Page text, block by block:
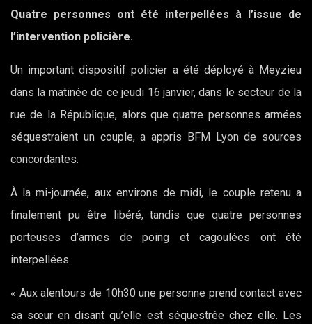
Quatre personnes ont été interpellées à l’issue de
l’intervention policière.
Un important dispositif policier a été déployé à Meyzieu
dans la matinée de ce jeudi 16 janvier, dans le secteur de la
rue de la République, alors que quatre personnes armées
séquestraient un couple, a appris BFM Lyon de sources
concordantes.
À la mi-journée, aux environs de midi, le couple retenu a
finalement pu être libéré, tandis que quatre personnes
porteuses d’armes de poing et cagoulées ont été
interpellées.
« Aux alentours de 10h30 une personne prend contact avec
sa sœur en disant qu’elle est séquestrée chez elle. Les